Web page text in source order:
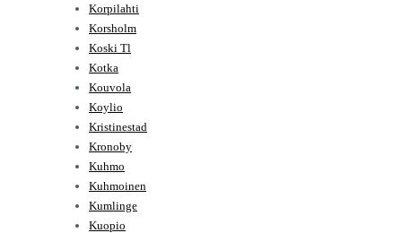
Korpilahti
Korsholm
Koski Tl
Kotka
Kouvola
Koylio
Kristinestad
Kronoby
Kuhmo
Kuhmoinen
Kumlinge
Kuopio